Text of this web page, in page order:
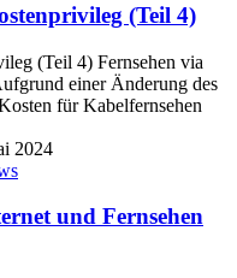
(Teil 4)
(Teil 4) Fernsehen via
einer Änderung des
für Kabelfernsehen
2024
und Fernsehen